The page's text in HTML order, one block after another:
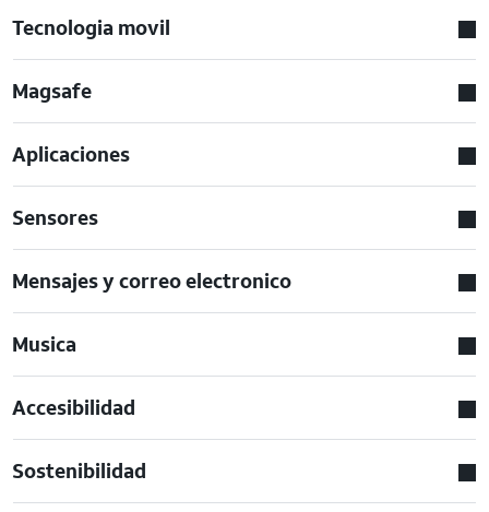
Tecnologia movil
Magsafe
Aplicaciones
Sensores
Mensajes y correo electronico
Musica
Accesibilidad
Sostenibilidad